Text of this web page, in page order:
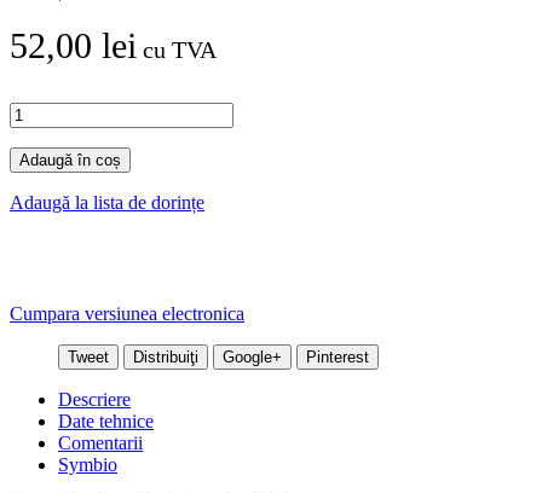
52,00 lei cu TVA
Adaugă în coș
Adaugă la lista de dorințe
Cumpara versiunea electronica
Tweet Distribuiţi Google+ Pinterest
Descriere
Date tehnice
Comentarii
Symbio